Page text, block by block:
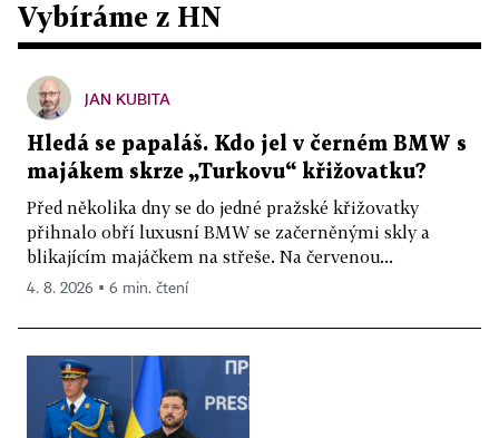
Vybíráme z HN
JAN KUBITA
Hledá se papaláš. Kdo jel v černém BMW s
majákem skrze „Turkovu“ křižovatku?
Před několika dny se do jedné pražské křižovatky
přihnalo obří luxusní BMW se začerněnými skly a
blikajícím majáčkem na střeše. Na červenou...
4. 8. 2026 ▪ 6 min. čtení